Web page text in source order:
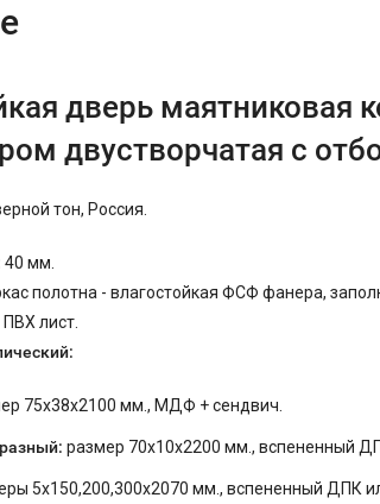
дверь маятниковая
двустворчатая с
тон, Россия.
40 мм.
полотна - влагостойкая ФСФ фанера,
лист.
75х38х2100 мм., МДФ + сендвич.
размер 70х10х2200 мм., вспененный
5х150,200,300х2070 мм., вспененный ДПК